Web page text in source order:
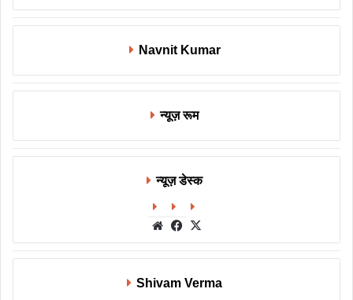
Navnit Kumar
न्यूज़ रूम
न्यूज़ डेस्क
WebsiteFacebook
Shivam Verma